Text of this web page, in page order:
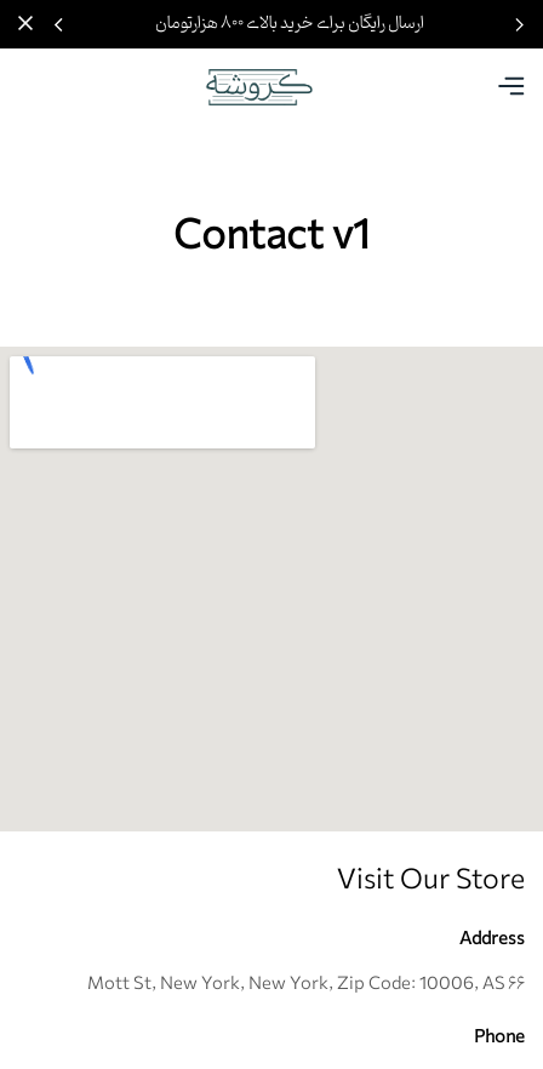
ارسال رایگان برای خرید بالای ۸۰۰ هزارتومان
Contact v1
Visit Our Store
Address
۶۶ Mott St, New York, New York, Zip Code: 10006, AS
Phone